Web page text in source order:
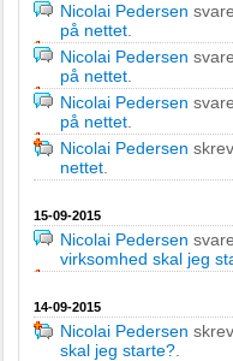
Nicolai Pedersen
på nettet
Nicolai Pedersen
på nettet
Nicolai Pedersen
på nettet
Nicolai Pedersen skrev
nettet
15-09-2015
Nicolai Pedersen
virksomhed skal jeg
14-09-2015
Nicolai Pedersen skrev
skal jeg starte?